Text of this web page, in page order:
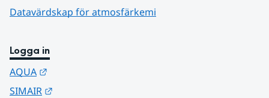
Datavärdskap för atmosfärkemi
Logga in
AQUA
SIMAIR